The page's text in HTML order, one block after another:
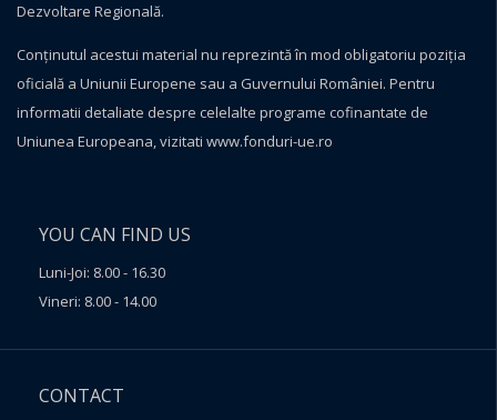
Dezvoltare Regională.
Conţinutul acestui material nu reprezintă în mod obligatoriu poziţia
oficială a Uniunii Europene sau a Guvernului României. Pentru
informatii detaliate despre celelalte programe cofinantate de
Uniunea Europeana, vizitati www.fonduri-ue.ro
YOU CAN FIND US
Luni-Joi: 8.00 - 16.30
Vineri: 8.00 - 14.00
CONTACT